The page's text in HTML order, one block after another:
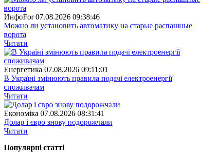
ИнфоFor 07.08.2026 09:38:46
Можно ли установить автоматику на старые распашные
ворота
Читати
Енергетика 07.08.2026 09:11:01
В Україні змінюють правила подачі електроенергії
споживачам
Читати
Економіка 07.08.2026 08:31:41
Долар і євро знову подорожчали
Читати
Популярнi статтi